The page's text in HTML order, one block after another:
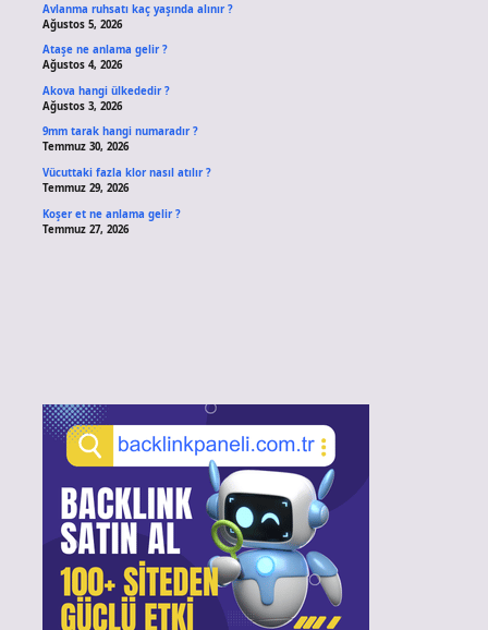
Avlanma ruhsatı kaç yaşında alınır ?
Ağustos 5, 2026
Ataşe ne anlama gelir ?
Ağustos 4, 2026
Akova hangi ülkededir ?
Ağustos 3, 2026
9mm tarak hangi numaradır ?
Temmuz 30, 2026
Vücuttaki fazla klor nasıl atılır ?
Temmuz 29, 2026
Koşer et ne anlama gelir ?
Temmuz 27, 2026